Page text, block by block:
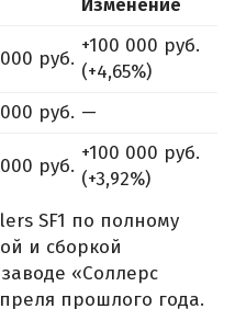
Изменение
руб.
+100 000 руб.
(+4,65%)
руб. —
руб.
+100 000 руб.
(+3,92%)
SF1 по полному
и сборкой
«Соллерс
прошлого года.